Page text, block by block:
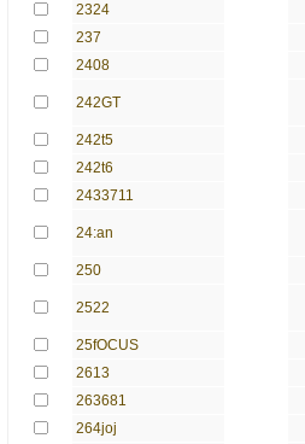
2324
237
2408
242GT
242t5
242t6
2433711
24:an
250
2522
25fOCUS
2613
263681
264joj